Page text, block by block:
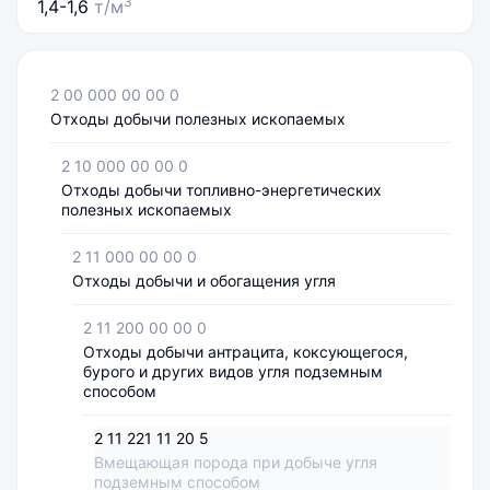
1,4-1,6 т/м
2 00 000 00 00 0
Отходы добычи полезных ископаемых
2 10 000 00 00 0
Отходы добычи топливно-энергетических
полезных ископаемых
2 11 000 00 00 0
Отходы добычи и обогащения угля
2 11 200 00 00 0
Отходы добычи антрацита, коксующегося,
бурого и других видов угля подземным
способом
2 11 221 11 20 5
Вмещающая порода при добыче угля
подземным способом